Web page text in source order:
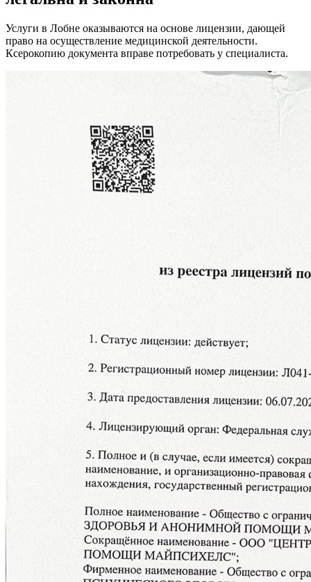
Услуги в Лобне оказываются на основе лицензии, дающей
право на осуществление медицинской деятельности.
Ксерокопию документа вправе потребовать у специалиста.